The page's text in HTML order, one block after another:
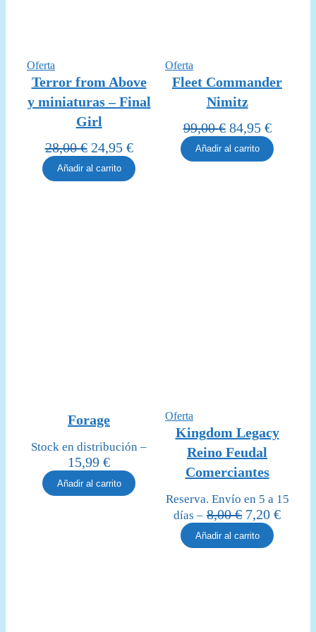
Oferta
oferta
Terror from Above
y miniaturas – Final
Girl
28,00€ El
precio
original
24,95 €El
precio
actual
Añadir al carrito
Oferta
en
oferta
Fleet Commander
Nimitz
99,00€ El
precio
original
84,95 €El
precio
actual
Añadir al carrito
Forage
Stock en distribución –
15,99 €
Añadir al carrito
Oferta
oferta
Kingdom Legacy
Reino Feudal
Comerciantes
Reserva. Envío en 5 a 15
días – 8,00€ El
precio
original
7,20 €El
Añadir al carrito